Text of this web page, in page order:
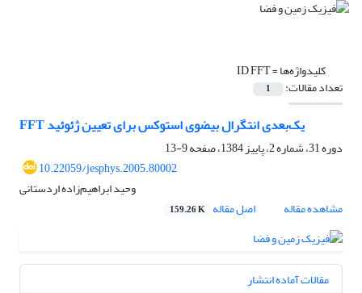
کلیدواژه‌ها =ID FFT
تعداد مقالات: 1
FFT یک‌بعدی انتگرال بیضوی استوکس برای تعیین ژئوئید
دوره 31، شماره 2، پاییز 1384، صفحه
9-13
10.22059/jesphys.2005.80002
وحید ابراهیم‌زاده اردستانی
مشاهده مقاله
اصل مقاله 159.26 K
مقالات آماده انتشار